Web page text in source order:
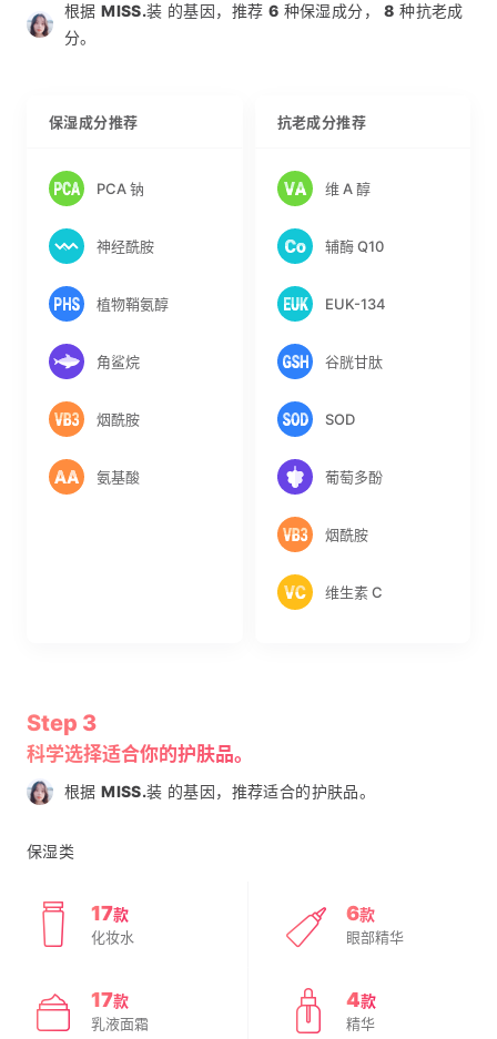
根据MISS.装 的基因，推荐 6 种保湿成分，8 种抗老成
分。
保湿成分推荐
PCA 钠
神经酰胺
植物鞘氨醇
角鲨烷
烟酰胺
氨基酸
抗老成分推荐
维 A 醇
辅酶 Q10
EUK-134
谷胱甘肽
SOD
葡萄多酚
烟酰胺
维生素 C
Step 3
科学选择适合你的护肤品。
根据MISS.装 的基因，推荐适合的护肤品。
保湿类
17款
化妆水
6款
眼部精华
17款
乳液面霜
4款
精华